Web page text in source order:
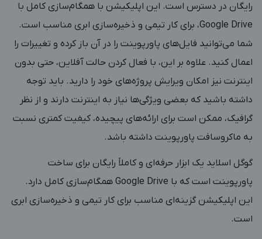
رایگان در دسترس است. این اپلیکیشن با همگام‌سازی کامل با
Google Drive، برای کار تیمی و ذخیره‌سازی ابری مناسب است.
شما می‌توانید فایل‌های پاورپوینت را در آن باز کرده و تغییرات را
اعمال کنید. علاوه بر این، با فعال کردن حالت آفلاین، حتی بدون
اینترنت نیز امکان ویرایش پروژه‌های خود را دارید. باید توجه
داشته باشید که بعضی ویژگی‌ها نیاز به اینترنت دارند و از نظر
گرافیک، ممکن است برای ارائه‌های پیچیده، کیفیت کمتری نسبت
به ماکروسافت پاورپوینت داشته باشد.
گوگل اسلاید یک ابزار حرفه‌ای و کاملاً رایگان برای ساخت
پاورپوینت است که با Google Drive همگام‌سازی کامل دارد.
این اپلیکیشن گزینه‌ای مناسب برای کار تیمی و ذخیره‌سازی ابری
است.